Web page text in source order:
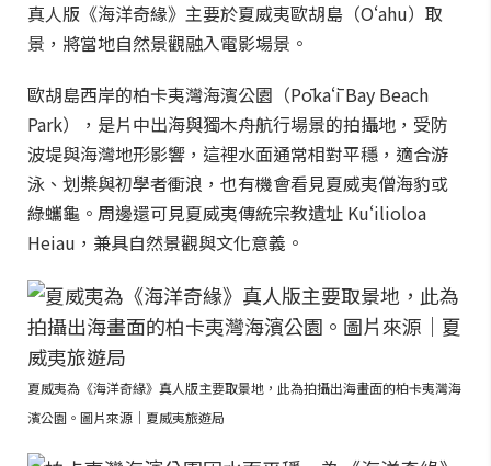
真人版《海洋奇緣》主要於夏威夷歐胡島（Oʻahu）取
景，將當地自然景觀融入電影場景。
歐胡島西岸的柏卡夷灣海濱公園（Pōkaʻī Bay Beach
Park），是片中出海與獨木舟航行場景的拍攝地，受防
波堤與海灣地形影響，這裡水面通常相對平穩，適合游
泳、划槳與初學者衝浪，也有機會看見夏威夷僧海豹或
綠蠵龜。周邊還可見夏威夷傳統宗教遺址 Kuʻilioloa
Heiau，兼具自然景觀與文化意義。
夏威夷為《海洋奇緣》真人版主要取景地，此為拍攝出海畫面的柏卡夷灣海
濱公園。圖片來源｜夏威夷旅遊局